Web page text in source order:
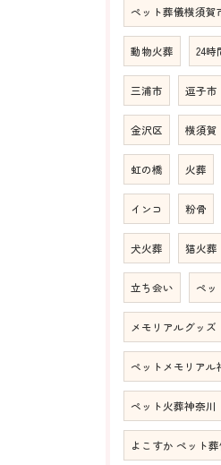
ペット葬儀横須賀
動物火葬 24時
三浦市 逗子市
金沢区 横須賀
虹の橋 火葬
インコ 粉骨
犬火葬 猫火葬
立ち会い ペッ
メモリアルグッズ
ペットメモリアル
ペット火葬神奈川
よこすか ペット葬